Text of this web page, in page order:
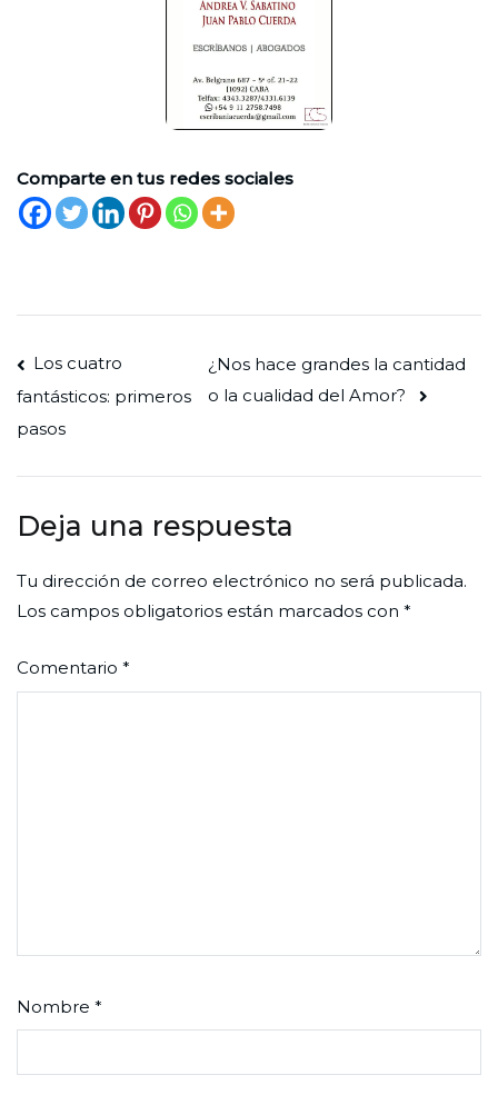
Comparte en tus redes sociales
Navegación
de
Los cuatro
fantásticos: primeros
pasos
¿Nos hace grandes la cantidad
o la cualidad del Amor?
Deja una respuesta
Tu dirección de correo electrónico no será publicada.
Los campos obligatorios están marcados con *
Comentario *
Nombre *